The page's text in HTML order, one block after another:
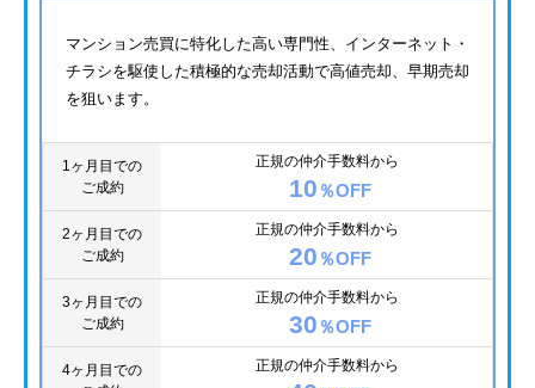
マンション売買に特化した高い専門性、インターネット・
チラシを駆使した積極的な売却活動で高値売却、早期売却
を狙います。
1ヶ月目での
ご成約
正規の仲介手数料から
10 ％OFF
2ヶ月目での
ご成約
正規の仲介手数料から
20 ％OFF
3ヶ月目での
ご成約
正規の仲介手数料から
30 ％OFF
4ヶ月目での
正規の仲介手数料から